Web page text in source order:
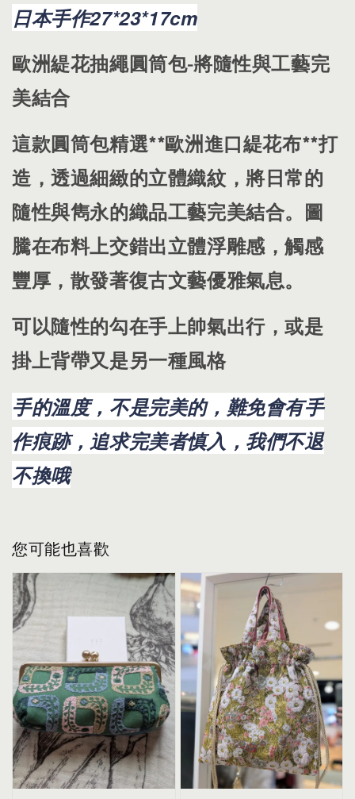
日本手作27*23*17cm
​歐洲緹花抽繩圓筒包-將隨性與工藝完
美結合
​這款圓筒包精選**歐洲進口緹花布**打
造，透過細緻的立體織紋，將日常的
隨性與雋永的織品工藝完美結合。圖
騰在布料上交錯出立體浮雕感，觸感
豐厚，散發著復古文藝優雅氣息。
可以隨性的勾在手上帥氣出行，或是
掛上背帶又是另一種風格
手的溫度，不是完美的，難免會有手
作痕跡，追求完美者慎入，我們不退
不換哦
您可能也喜歡